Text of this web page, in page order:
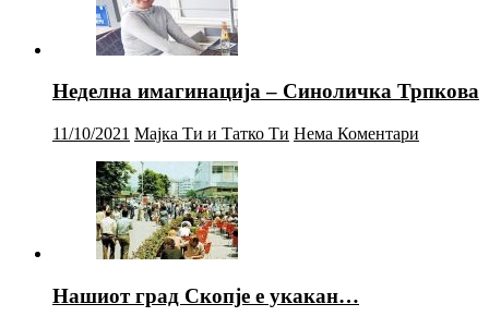
Неделна имагинација – Синоличка Трпкова
11/10/2021 Мајка Ти и Татко Ти Нема Коментари
Нашиот град Скопје е укакан…